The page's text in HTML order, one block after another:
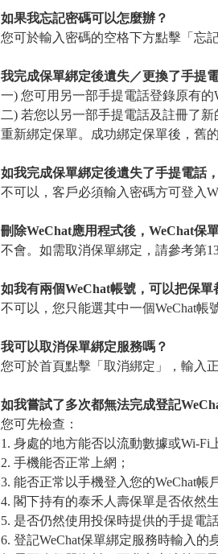
如果我忘記密碼可以怎麼辦？
您可於輸入密碼的空格下方點擊「忘
我完成保單綁定後遺失／更換了手提
一) 您可用另一部手提電話登錄原有的
二) 若您以另一部手提電話及註冊了新
重新綁定保單。成功綁定保單後，舊
如我完成保單綁定後遺失了手提電話
不可以，客戶必須輸入密碼方可登入
刪除WeChat應用程式後，WeChat保
不會。如需取消保單綁定，請參考第
如我有兩個WeChat帳號，可以把保
不可以，您只能選其中一個WeChat帳
我可以取消保單綁定服務嗎？
您可於首頁點擊「取消綁定」，輸入
如我嘗試了多次都無法完成登記
您可先檢查：
1. 身處的地方能否以流動數據或Wi-Fi
2. 手機能否正常上網；
3. 能否正常以手機登入您的WeChat帳
4. 閣下持有的泰禾人壽保單是否依然生
5. 是否仍然使用投保時提供的手提電
6. 登記WeChat保單綁定服務時輸入的